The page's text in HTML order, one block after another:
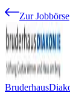
Zur Jobbörse